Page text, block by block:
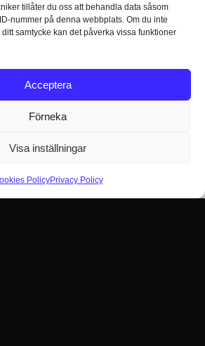
tillåter du oss att behandla data såsom
nummer på denna webbplats. Om du inte
samtycke kan det påverka vissa funktioner
Acceptera
Förneka
Visa inställningar
PolicyPrivacy Policy